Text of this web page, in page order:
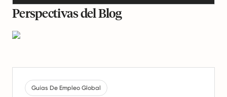
Perspectivas del Blog
Guías De Empleo Global